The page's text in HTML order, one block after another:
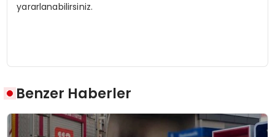
yararlanabilirsiniz.
Benzer Haberler